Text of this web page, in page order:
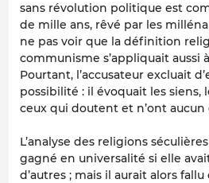
sans révolution politique est
de mille ans, rêvé par les
ne pas voir que la définition
communisme s’appliquait aussi
Pourtant, l’accusateur excluait
possibilité : il évoquait les siens,
ceux qui doutent et n’ont aucun
L’analyse des religions
gagné en universalité si elle
d’autres ; mais il aurait alors